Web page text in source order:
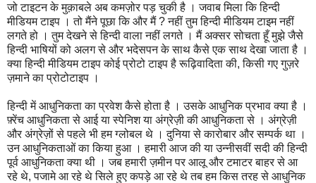
जो टाइटन के मुक़ाबले अब कमज़ोर पड़ चुकी है । जवाब मिला कि हिन्दी
मीडियम टाइप । तो मैंने पूछा कि और मैं ? नहीं तुम हिन्दी मीडियम टाइम नहीं
लगते हो । तुम देखने से हिन्दी वाला नहीं लगते । मैं अक्सर सोचता हूँ मुझे जैसे
हिन्दी भाषियों को अलग से और भदेसपन के साथ कैसे एक साथ देखा जाता है ।
क्या हिन्दी मीडियम टाइप कोई प्रोटो टाइप है रूढ़िवादिता की, किसी गए गुज़रे
ज़माने का प्रोटोटाइप ।
हिन्दी में आधुनिकता का प्रवेश कैसे होता है । उसके आधुनिक प्रभाव क्या है ।
फ़्रेंच आधुनिकता से आई या स्पेनिश या अंग्रेज़ी की आधुनिकता से । अंग्रेज़ी
और अंग्रेज़ों से पहले भी हम ग्लोबल थे । दुनिया से कारोबार और सम्पर्क था ।
उन आधुनिकताओं का किया हुआ । हमारी आज की या उन्नीसवीं सदी की हिन्दी
पूर्व आधुनिकता क्या थी । जब हमारी ज़मीन पर आलू और टमाटर बाहर से आ
रहे थे, पजामे आ रहे थे सिले हुए कपड़े आ रहे थे तब हम किस तरह से आधुनिक